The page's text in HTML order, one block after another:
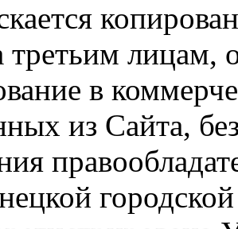
третьим лицам,
в
из Сайта,